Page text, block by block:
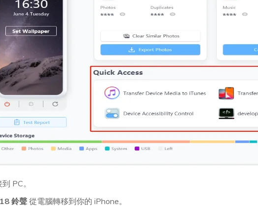
PC。
鈴聲從電腦轉移到你的 iPhone。